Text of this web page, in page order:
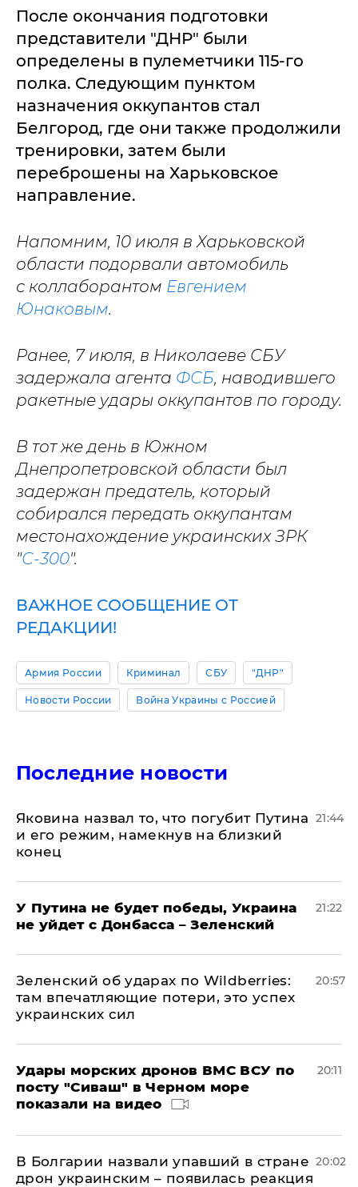
После окончания подготовки
представители "ДНР" были
определены в пулеметчики 115-го
полка. Следующим пунктом
назначения оккупантов стал
Белгород, где они также продолжили
тренировки, затем были
переброшены на Харьковское
направление.
Напомним, 10 июля в Харьковской
области подорвали автомобиль
с коллаборантом Евгением
Юнаковым.
Ранее, 7 июля, в Николаеве СБУ
задержала агента ФСБ, наводившего
ракетные удары оккупантов по городу.
В тот же день в Южном
Днепропетровской области был
задержан предатель, который
собирался передать оккупантам
местонахождение украинских ЗРК
"С-300".
ВАЖНОЕ СООБЩЕНИЕ ОТ
РЕДАКЦИИ!
Армия России Криминал СБУ "ДНР"
Новости России Война Украины с Россией
Последние новости
Яковина назвал то, что погубит Путина
и его режим, намекнув на близкий
конец
21:44
У Путина не будет победы, Украина
не уйдет с Донбасса – Зеленский
21:22
Зеленский об ударах по Wildberries:
там впечатляющие потери, это успех
украинских сил
20:57
Удары морских дронов ВМС ВСУ по
посту "Сиваш" в Черном море
показали на видео
20:11
В Болгарии назвали упавший в стране
дрон украинским – появилась реакция
20:02